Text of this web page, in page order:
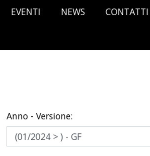
EVENTI NEWS CONTATTI
Anno - Versione: